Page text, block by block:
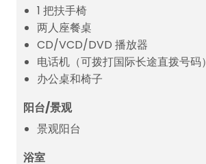
1 把扶手椅
两人座餐桌
CD/VCD/DVD 播放器
电话机（可拨打国际长途直拨号码）
办公桌和椅子
阳台/景观
景观阳台
浴室